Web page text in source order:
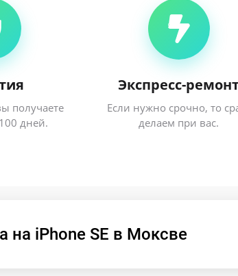
получаете
дней.
Экспресс-
Если нужно срочно, то
делаем при вас.
на iPhone SE в Моксве